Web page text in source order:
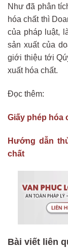
Như đã phân
hóa chất thì
của pháp luật,
sản xuất của
giới thiệu tới
xuất hóa chất.
Đọc thêm:
Giấy phép hóa
Hướng dẫn
chất
Bài viết liên